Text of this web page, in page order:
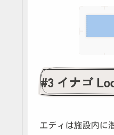
#3 イナゴ
エディは施設内に